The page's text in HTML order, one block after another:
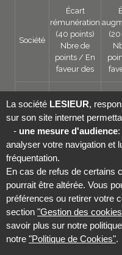
Société
Écart
rémunération
(40 points)
Nbre de
points / En
faveur des
LESIEUR 38/ Hommes 20 /
En application de l'article L.
numéro d'enregistrement
Social
menu
B2B
Legals
B2B
MENTIONS LÉGALES
POLITIQUE
POLITIQUE DE COOKIES
La société LESIEUR,
sur son site internet
- une mesure d'audience
analyser votre navigation et
fréquentation.
En cas de refus de certains
pourrait être altérée. Vous
préférences ou retirer votre
section "Gestion des
savoir plus sur notre
notre "Politique de Cookies".